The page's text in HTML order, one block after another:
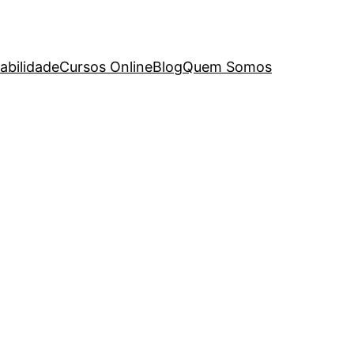
Cursos OnlineBlogQuem Somos